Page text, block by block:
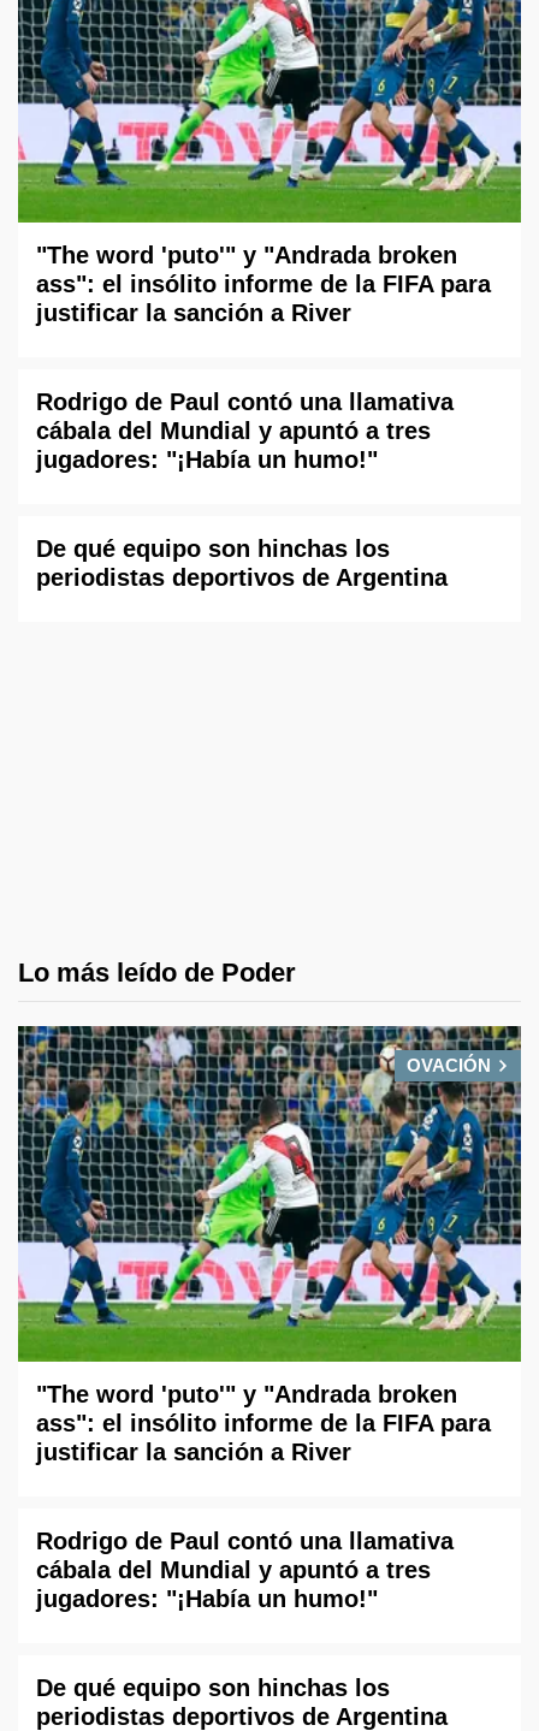
"The word 'puto'" y "Andrada broken
ass": el insólito informe de la FIFA para
justificar la sanción a River
Rodrigo de Paul contó una llamativa
cábala del Mundial y apuntó a tres
jugadores: "¡Había un humo!"
De qué equipo son hinchas los
periodistas deportivos de Argentina
Lo más leído de Poder
OVACIÓN
"The word 'puto'" y "Andrada broken
ass": el insólito informe de la FIFA para
justificar la sanción a River
Rodrigo de Paul contó una llamativa
cábala del Mundial y apuntó a tres
jugadores: "¡Había un humo!"
De qué equipo son hinchas los
periodistas deportivos de Argentina